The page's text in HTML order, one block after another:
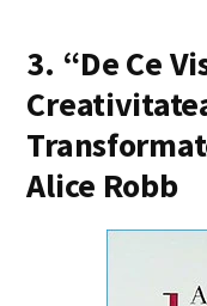
3. “De Ce
Alice Robb